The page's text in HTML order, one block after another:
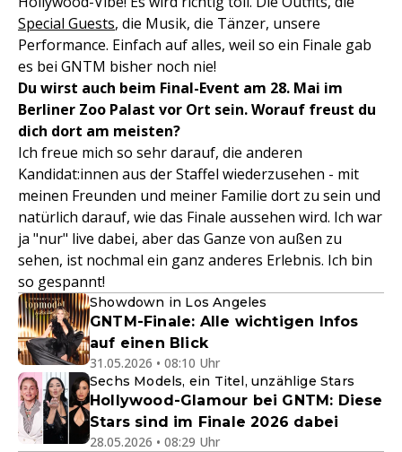
Special Guests, die Musik, die Tänzer, unsere
Performance. Einfach auf alles, weil so ein Finale gab
es bei GNTM bisher noch nie!
Du wirst auch beim Final-Event am 28. Mai im
Berliner Zoo Palast vor Ort sein. Worauf freust du
dich dort am meisten?
Ich freue mich so sehr darauf, die anderen
Kandidat:innen aus der Staffel wiederzusehen - mit
meinen Freunden und meiner Familie dort zu sein und
natürlich darauf, wie das Finale aussehen wird. Ich war
ja "nur" live dabei, aber das Ganze von außen zu
sehen, ist nochmal ein ganz anderes Erlebnis. Ich bin
so gespannt!
Showdown in Los Angeles
GNTM-Finale: Alle wichtigen Infos
auf einen Blick
31.05.2026 • 08:10 Uhr
Sechs Models, ein Titel, unzählige Stars
Hollywood-Glamour bei GNTM: Diese
Stars sind im Finale 2026 dabei
28.05.2026 • 08:29 Uhr